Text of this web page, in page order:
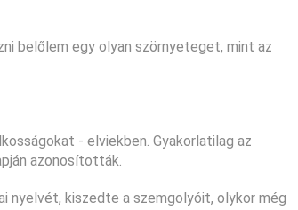
belőlem egy olyan szörnyeteget, mint az
- elviekben. Gyakorlatilag az
azonosították.
nyelvét, kiszedte a szemgolyóit, olykor még